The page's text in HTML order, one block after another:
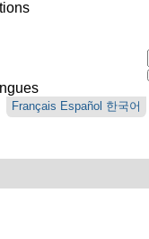
Français Español 한국어